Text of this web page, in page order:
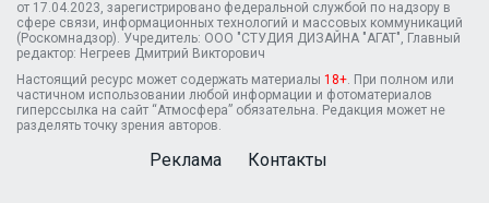
от 17.04.2023, зарегистрировано федеральной службой по надзору в
сфере связи, информационных технологий и массовых коммуникаций
(Роскомнадзор). Учредитель: ООО "СТУДИЯ ДИЗАЙНА "АГАТ", Главный
редактор: Негреев Дмитрий Викторович
Настоящий ресурс может содержать материалы 18+. При полном или
частичном использовании любой информации и фотоматериалов
гиперссылка на сайт “Атмосфера” обязательна. Редакция может не
разделять точку зрения авторов.
Реклама Контакты